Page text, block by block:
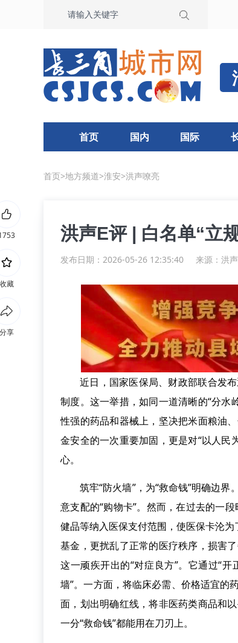
首页 国内 国际
首页>地方频道>淮安>洪声嘹亮
洪声E评 | 白名单“立
发布日期：2026-05-26 12:35:40 来源： 洪
近日，国家医保局、财政部联合发
制度。这一举措，如同一道清晰的“分水
性强的药品和器械上，坚决把米面粮油
金安全的一次重要加固，更是对“以人民
心。
筑牢“防火墙”，为“救命钱”明确边
意支配的“购物卡”。然而，在过去的一
健品等纳入医保支付范围，使医保卡沦
基金，更扰乱了正常的医疗秩序，损害
这一顽疾开出的“对症良方”。它通过“
墙”。一方面，将临床必需、价格适宜的
面，划出明确红线，将非医药类商品和
一分“救命钱”都能用在刀刃上。
收藏
分享